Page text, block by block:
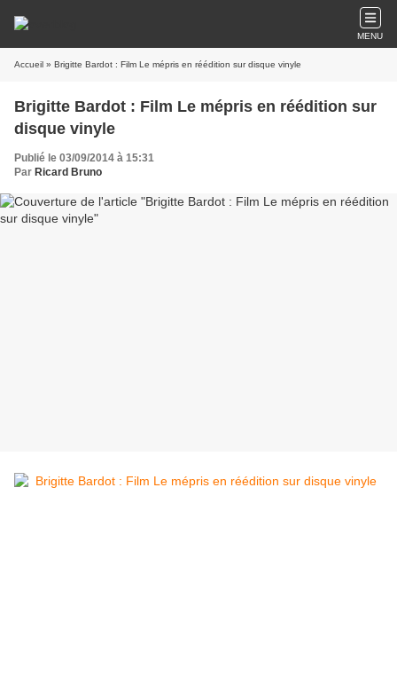
MENU
Accueil » Brigitte Bardot : Film Le mépris en réédition sur disque vinyle
Brigitte Bardot : Film Le mépris en réédition sur
disque vinyle
Publié le 03/09/2014 à 15:31
Par Ricard Bruno